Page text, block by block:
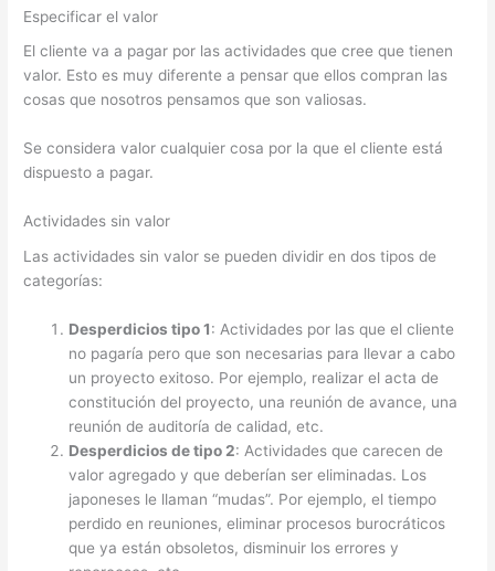
Especificar el valor
El cliente va a pagar por las actividades que cree que tienen
valor. Esto es muy diferente a pensar que ellos compran las
cosas que nosotros pensamos que son valiosas.
Se considera valor cualquier cosa por la que el cliente está
dispuesto a pagar.
Actividades sin valor
Las actividades sin valor se pueden dividir en dos tipos de
categorías:
Desperdicios tipo 1: Actividades por las que el cliente
no pagaría pero que son necesarias para llevar a cabo
un proyecto exitoso. Por ejemplo, realizar el acta de
constitución del proyecto, una reunión de avance, una
reunión de auditoría de calidad, etc.
Desperdicios de tipo 2: Actividades que carecen de
valor agregado y que deberían ser eliminadas. Los
japoneses le llaman “mudas”. Por ejemplo, el tiempo
perdido en reuniones, eliminar procesos burocráticos
que ya están obsoletos, disminuir los errores y